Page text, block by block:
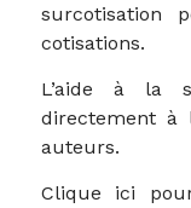
surcotisation
cotisations.
L’aide à la
directement à
auteurs.
Clique ici